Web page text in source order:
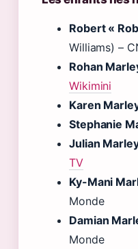
Robert «
Williams) –
Rohan
Wikimini
Karen
Stephanie
Julian
TV
Ky-Mani
Monde
Damian
Monde